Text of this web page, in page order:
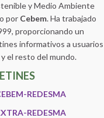
y Medio Ambiente
por Cebem. Ha trabajado
proporcionando un
informativos a usuarios
el resto del mundo.
REDESMA
REDESMA